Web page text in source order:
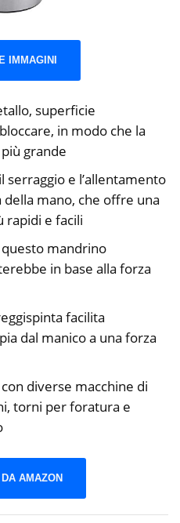
IMMAGINI
superficie
in modo che la
grande
serraggio e l’allentamento
mano, che offre una
rapidi e facili
mandrino
in base alla forza
facilita
dal manico a una forza
diverse macchine di
torni per foratura e
AMAZON